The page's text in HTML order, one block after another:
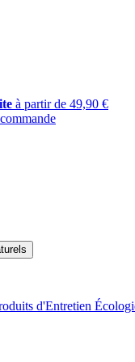
à partir de 49,90 €
d'Entretien